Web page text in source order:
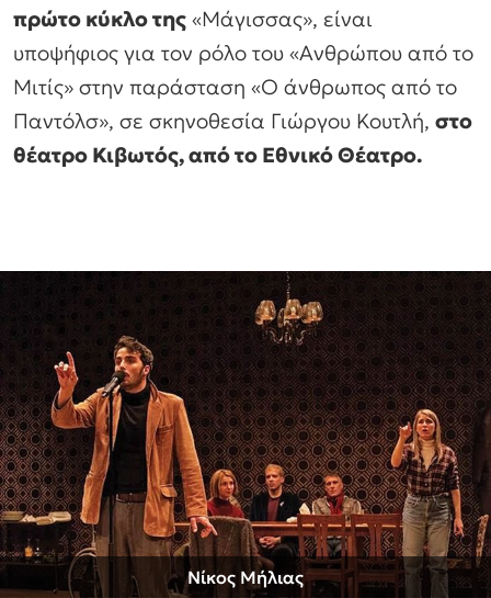
πρώτο κύκλο της «Μάγισσας», είναι
υποψήφιος για τον ρόλο του «Ανθρώπου από το
Μιτίς» στην παράσταση «Ο άνθρωπος από το
Παντόλσ», σε σκηνοθεσία Γιώργου Κουτλή, στο
θέατρο Κιβωτός, από το Εθνικό Θέατρο.
Νίκος Μήλιας